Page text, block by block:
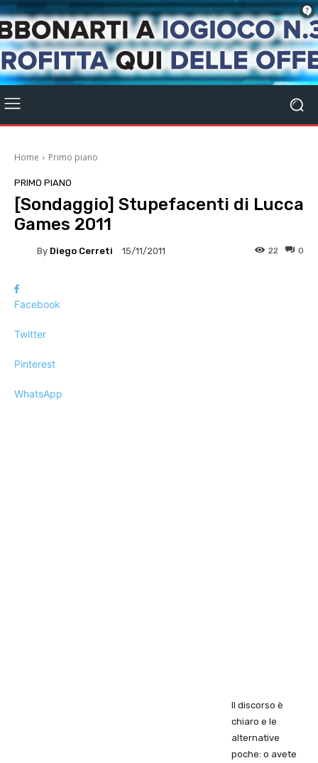
Home Primo piano
PRIMO PIANO
[Sondaggio] Stupeface​nti di Lucca
Games 2011
By Diego Cerreti 15/11/2011 0
22
Facebook
Twitter
Pinterest
WhatsApp
Il discorso è
chiaro e le
alternative
poche: o avete